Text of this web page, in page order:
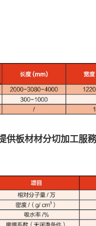
供板材材分切加工服